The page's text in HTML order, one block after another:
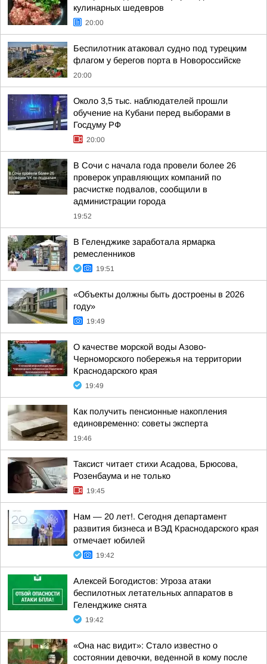
кулинарных шедевров
20:00
Беспилотник атаковал судно под турецким
флагом у берегов порта в Новороссийске
20:00
Около 3,5 тыс. наблюдателей прошли
обучение на Кубани перед выборами в
Госдуму РФ
20:00
В Сочи с начала года провели более 26
проверок управляющих компаний по
расчистке подвалов, сообщили в
администрации города
19:52
В Геленджике заработала ярмарка
ремесленников
19:51
«Объекты должны быть достроены в 2026
году»
19:49
О качестве морской воды Азово-
Черноморского побережья на территории
Краснодарского края
19:49
Как получить пенсионные накопления
единовременно: советы эксперта
19:46
Таксист читает стихи Асадова, Брюсова,
Розенбаума и не только
19:45
Нам — 20 лет!. Сегодня департамент
развития бизнеса и ВЭД Краснодарского края
отмечает юбилей
19:42
Алексей Богодистов: Угроза атаки
беспилотных летательных аппаратов в
Геленджике снята
19:42
«Она нас видит»: Стало известно о
состоянии девочки, веденной в кому после